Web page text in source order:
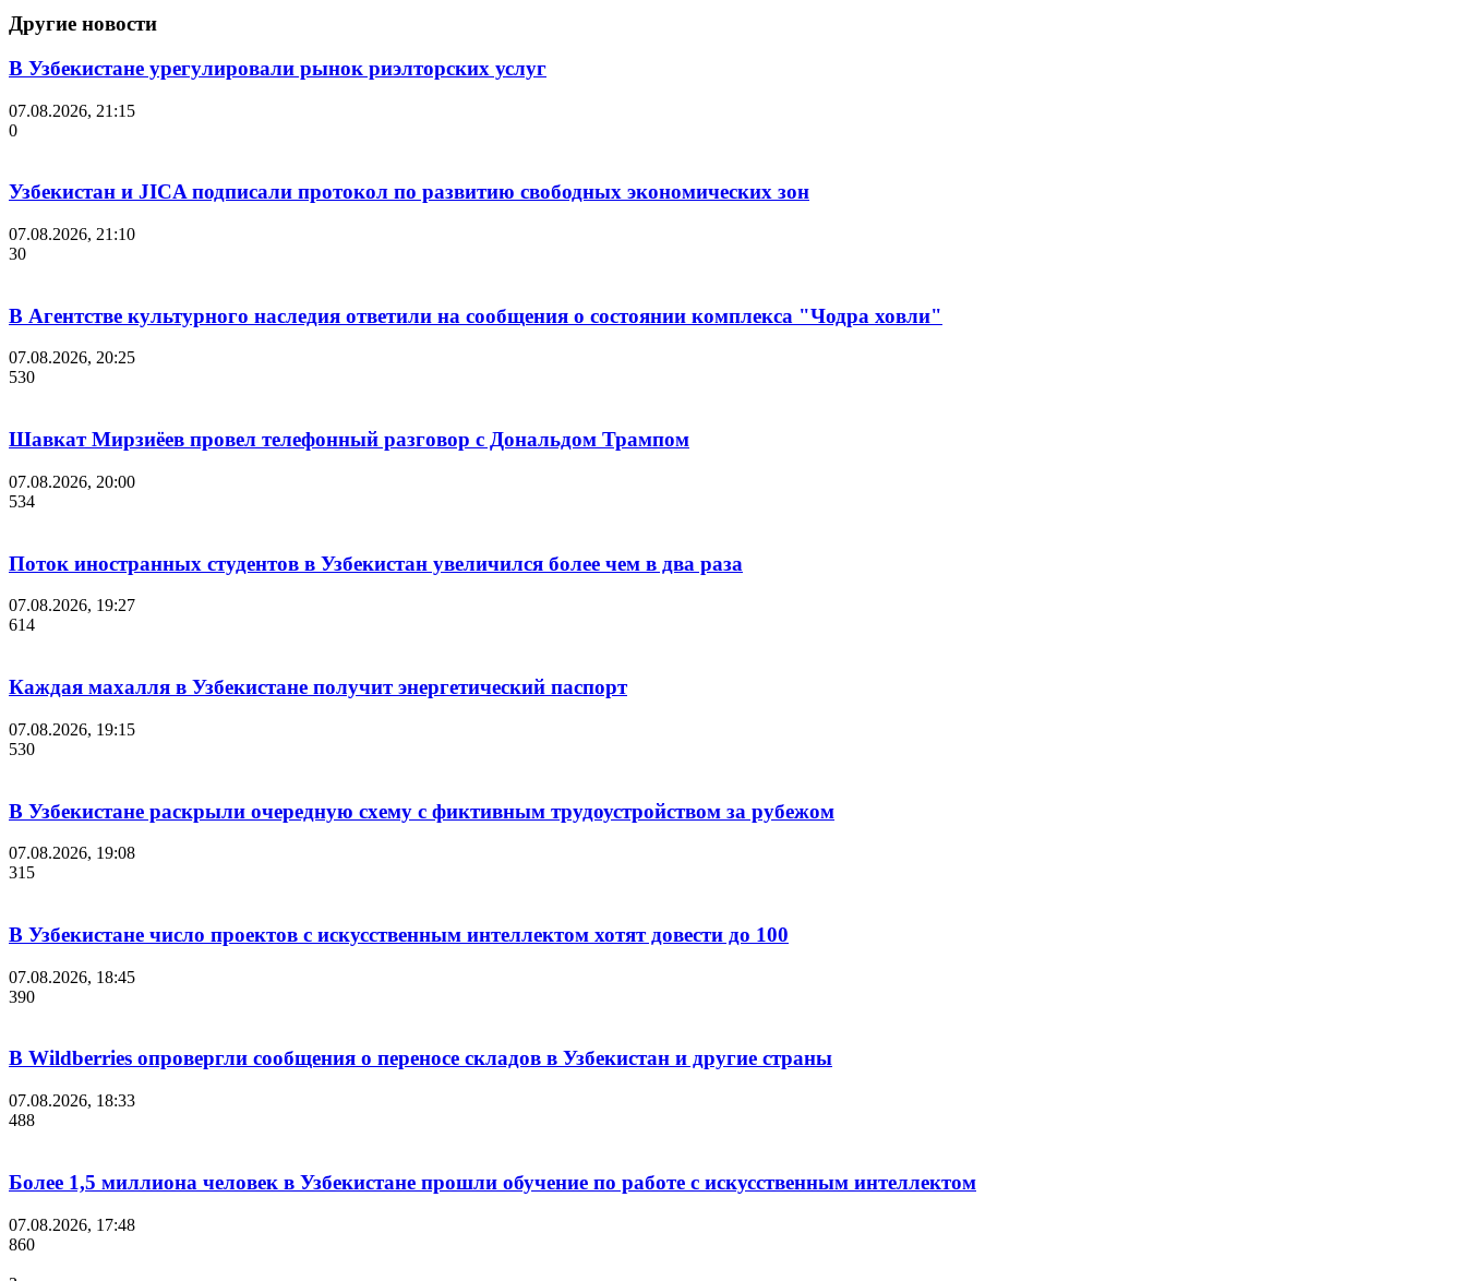
Другие новости
В Узбекистане урегулировали рынок риэлторских услуг
07.08.2026, 21:15
0
Узбекистан и JICA подписали протокол по развитию свободных экономических зон
07.08.2026, 21:10
30
В Агентстве культурного наследия ответили на сообщения о состоянии комплекса "Чодра ховли"
07.08.2026, 20:25
530
Шавкат Мирзиёев провел телефонный разговор с Дональдом Трампом
07.08.2026, 20:00
534
Поток иностранных студентов в Узбекистан увеличился более чем в два раза
07.08.2026, 19:27
614
Каждая махалля в Узбекистане получит энергетический паспорт
07.08.2026, 19:15
530
В Узбекистане раскрыли очередную схему с фиктивным трудоустройством за рубежом
07.08.2026, 19:08
315
В Узбекистане число проектов с искусственным интеллектом хотят довести до 100
07.08.2026, 18:45
390
В Wildberries опровергли сообщения о переносе складов в Узбекистан и другие страны
07.08.2026, 18:33
488
Более 1,5 миллиона человек в Узбекистане прошли обучение по работе с искусственным интеллектом
07.08.2026, 17:48
860